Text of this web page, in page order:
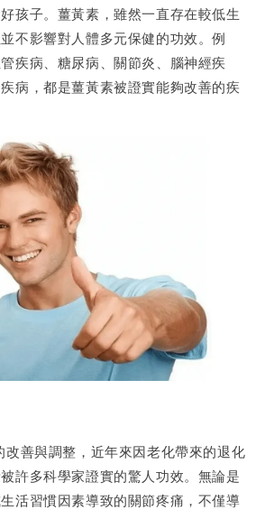
孩子。薑黃素，雖然一直存在較低生
不影響對人體多元保健的功效。例
疾病、糖尿病、關節炎、腦神經疾
病，都是薑黃素被證實能夠改善的疾
與調整，近年來因老化帶來的退化
許多科學家證實的驚人功效。無論是
活習慣因素導致的關節疼痛，不僅導